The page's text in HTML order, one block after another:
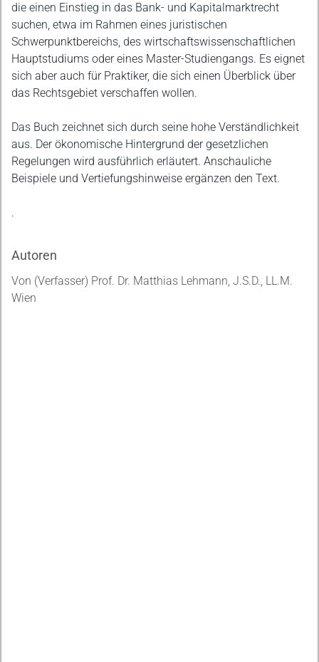
die einen Einstieg in das Bank- und Kapitalmarktrecht
suchen, etwa im Rahmen eines juristischen
Schwerpunktbereichs, des wirtschaftswissenschaftlichen
Hauptstudiums oder eines Master-Studiengangs. Es eignet
sich aber auch für Praktiker, die sich einen Überblick über
das Rechtsgebiet verschaffen wollen.
Das Buch zeichnet sich durch seine hohe Verständlichkeit
aus. Der ökonomische Hintergrund der gesetzlichen
Regelungen wird ausführlich erläutert. Anschauliche
Beispiele und Vertiefungshinweise ergänzen den Text.
.
Autoren
Von (Verfasser) Prof. Dr. Matthias Lehmann, J.S.D., LL.M.
Wien